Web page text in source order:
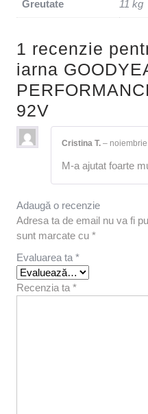
Greutate 11 kg
1 recenzie
iarna
92V
Cristina T. –
M-a ajutat foarte
Adaugă o recenzie
Adresa ta de email nu va fi
sunt marcate cu *
Evaluarea ta *
Recenzia ta *